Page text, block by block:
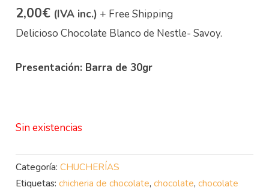
2,00€ (IVA inc.) + Free Shipping
Delicioso Chocolate Blanco de Nestle- Savoy.
Presentación: Barra de 30gr
Sin existencias
Categoría:CHUCHERÍAS
Etiquetas:chicheria de chocolate,chocolate,chocolate